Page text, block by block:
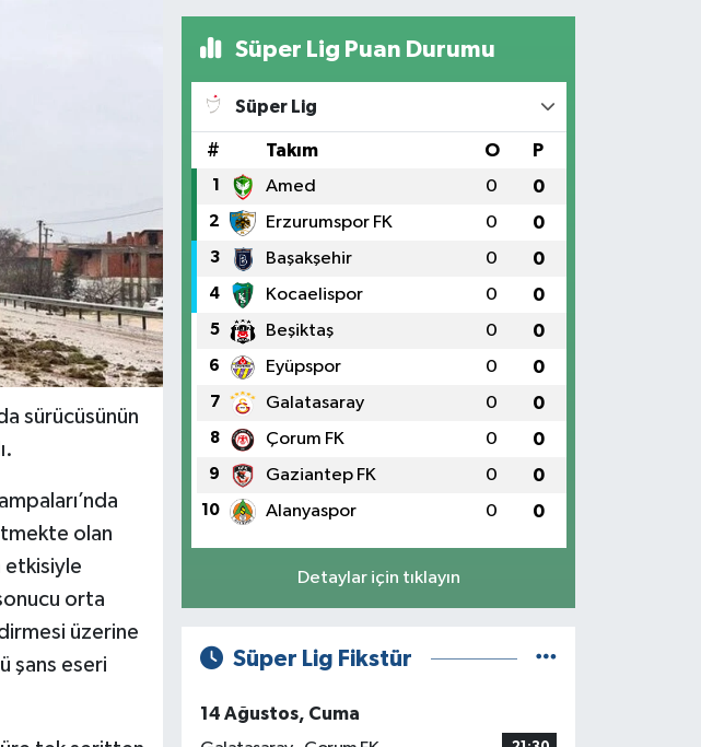
sürücüsünün
olan
etkisiyle
orta
üzerine
şans eseri
Süper Lig Puan Durumu
Süper Lig
# Takım O P
1 Amed 0 0
2 Erzurumspor FK 0 0
3 Başakşehir 0 0
4 Kocaelispor 0 0
5 Beşiktaş 0 0
6 Eyüpspor 0 0
7 Galatasaray 0 0
8 Çorum FK 0 0
9 Gaziantep FK 0 0
10 Alanyaspor 0 0
Detaylar için tıklayın
Süper Lig Fikstür
14 Ağustos, Cuma